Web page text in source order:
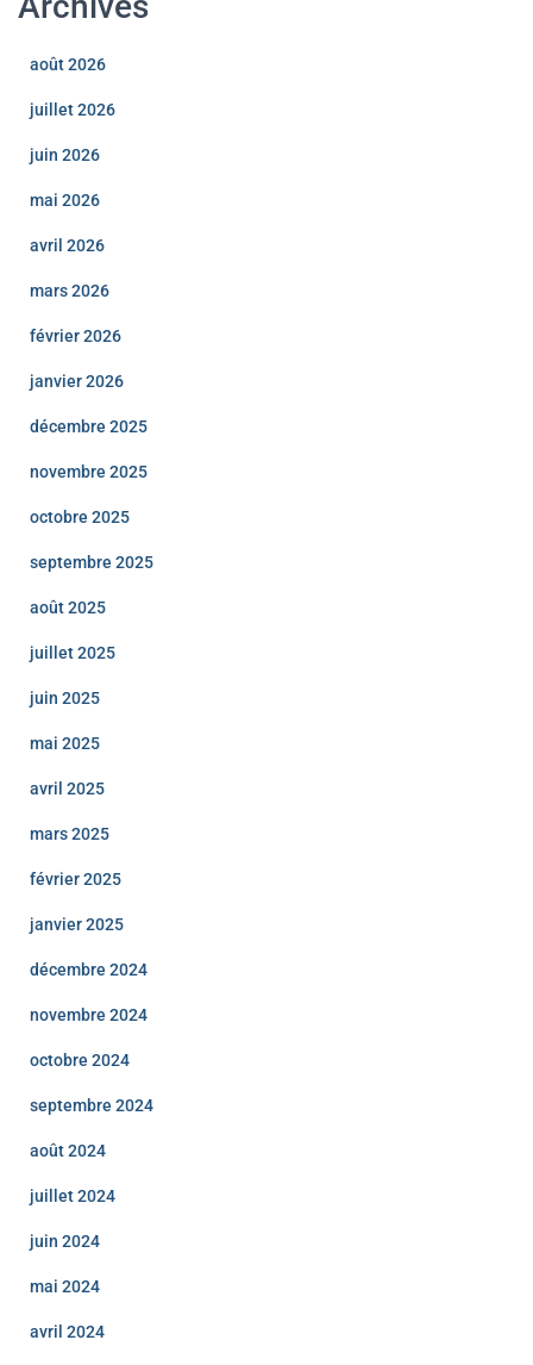
août 2026
juillet 2026
juin 2026
mai 2026
avril 2026
mars 2026
février 2026
janvier 2026
décembre 2025
novembre 2025
octobre 2025
septembre 2025
août 2025
juillet 2025
juin 2025
mai 2025
avril 2025
mars 2025
février 2025
janvier 2025
décembre 2024
novembre 2024
octobre 2024
septembre 2024
août 2024
juillet 2024
juin 2024
mai 2024
avril 2024